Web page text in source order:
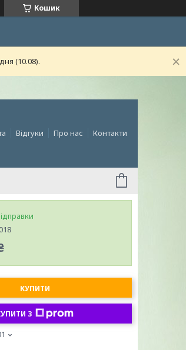
Кошик
(10.08).
Відгуки Про нас Контакти
КУПИТИ
З